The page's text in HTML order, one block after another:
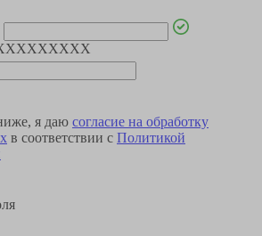
я даю согласие на обработку
в соответствии с Политикой